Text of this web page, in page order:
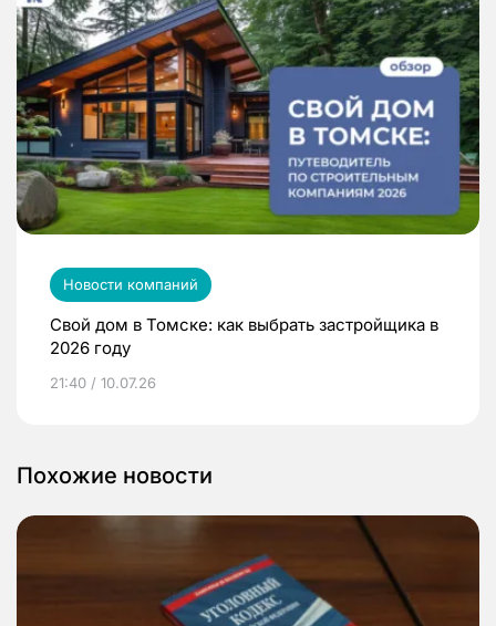
Новости компаний
Свой дом в Томске: как выбрать застройщика в
2026 году
21:40 / 10.07.26
Похожие новости